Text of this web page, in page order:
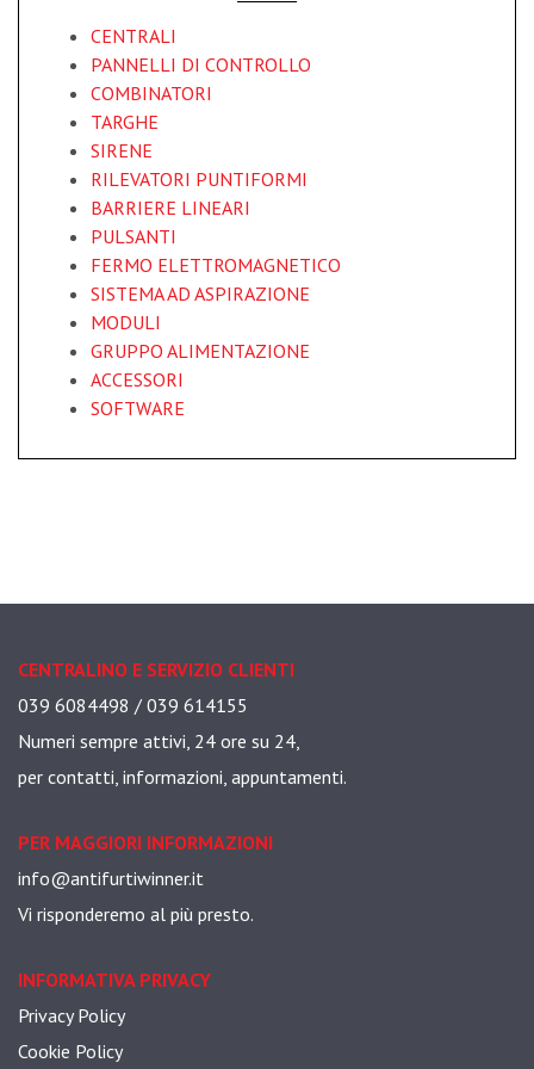
CENTRALI
PANNELLI DI CONTROLLO
COMBINATORI
TARGHE
SIRENE
RILEVATORI PUNTIFORMI
BARRIERE LINEARI
PULSANTI
FERMO ELETTROMAGNETICO
SISTEMA AD ASPIRAZIONE
MODULI
GRUPPO ALIMENTAZIONE
ACCESSORI
SOFTWARE
CENTRALINO E SERVIZIO CLIENTI
039 6084498 / 039 614155
Numeri sempre attivi, 24 ore su 24,
per contatti, informazioni, appuntamenti.
PER MAGGIORI INFORMAZIONI
info@antifurtiwinner.it
Vi risponderemo al più presto.
INFORMATIVA PRIVACY
Privacy Policy
Cookie Policy